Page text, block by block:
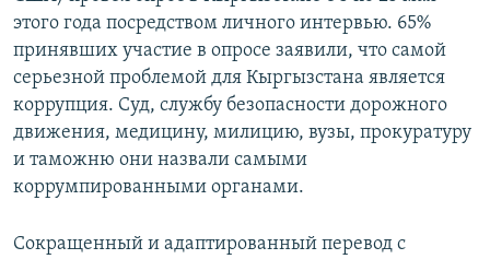
этого года посредством личного интервью. 65%
принявших участие в опросе заявили, что самой
серьезной проблемой для Кыргызстана является
коррупция. Суд, службу безопасности дорожного
движения, медицину, милицию, вузы, прокуратуру
и таможню они назвали самыми
коррумпированными органами.
Сокращенный и адаптированный перевод с